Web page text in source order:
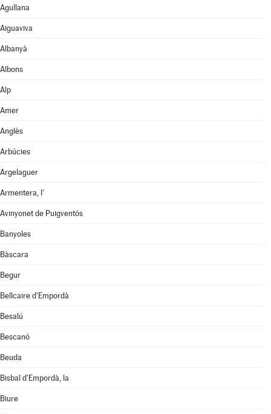
Agullana
Aiguaviva
Albanyà
Albons
Alp
Amer
Anglès
Arbúcies
Argelaguer
Armentera, l'
Avinyonet de Puigventós
Banyoles
Bàscara
Begur
Bellcaire d'Empordà
Besalú
Bescanó
Beuda
Bisbal d'Empordà, la
Biure